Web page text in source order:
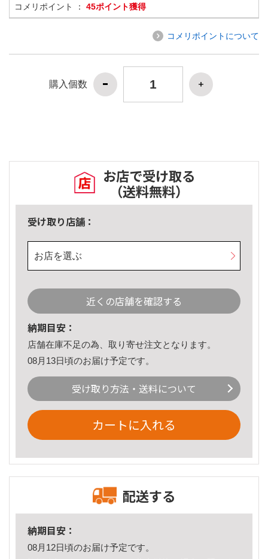
コメリポイント ： 45ポイント獲得
コメリポイントについて
購入個数
お店で受け取る
（送料無料）
受け取り店舗：
お店を選ぶ
近くの店舗を確認する
納期目安：
店舗在庫不足の為、取り寄せ注文となります。
08月13日頃のお届け予定です。
受け取り方法・送料について
カートに入れる
配送する
納期目安：
08月12日頃のお届け予定です。